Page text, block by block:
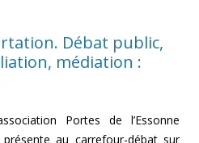
Débat public,
médiation :
Portes de l’Essonne
présente au carrefour-débat sur